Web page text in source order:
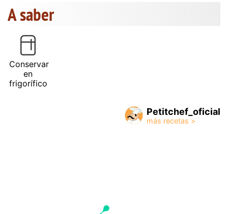
A saber
Conservar
en
frigorífico
Petitchef_oficial